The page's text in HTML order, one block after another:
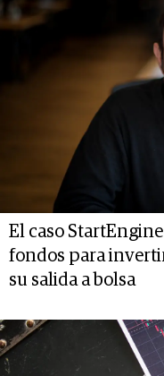
El caso
fondos para
su salida a bolsa